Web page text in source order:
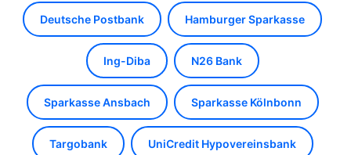
Deutsche Postbank Hamburger Sparkasse
Ing-Diba N26 Bank
Sparkasse Ansbach Sparkasse Kölnbonn
Targobank UniCredit Hypovereinsbank